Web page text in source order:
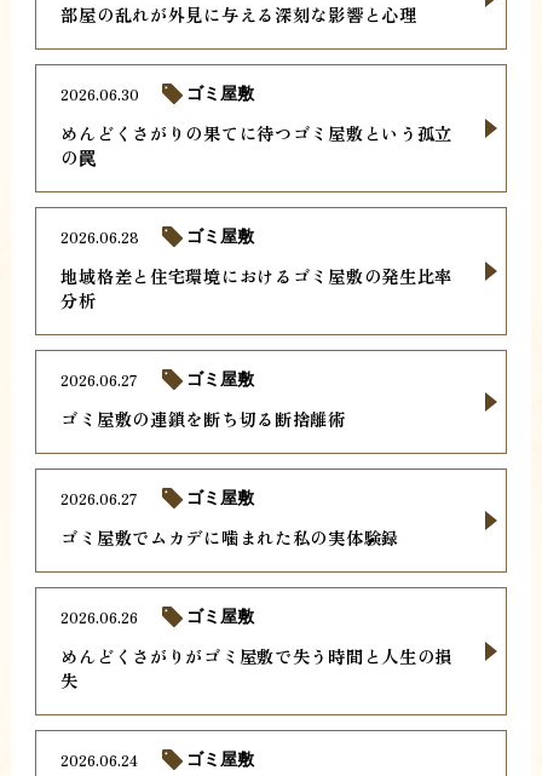
部屋の乱れが外見に与える深刻な影響と心理
めんどくさがりの果てに待つゴミ屋敷という孤立
の罠
2026.06.30 ゴミ屋敷
地域格差と住宅環境におけるゴミ屋敷の発生比率
分析
2026.06.28 ゴミ屋敷
ゴミ屋敷の連鎖を断ち切る断捨離術
2026.06.27 ゴミ屋敷
ゴミ屋敷でムカデに噛まれた私の実体験録
2026.06.27 ゴミ屋敷
めんどくさがりがゴミ屋敷で失う時間と人生の損
失
2026.06.26 ゴミ屋敷
2026.06.24 ゴミ屋敷